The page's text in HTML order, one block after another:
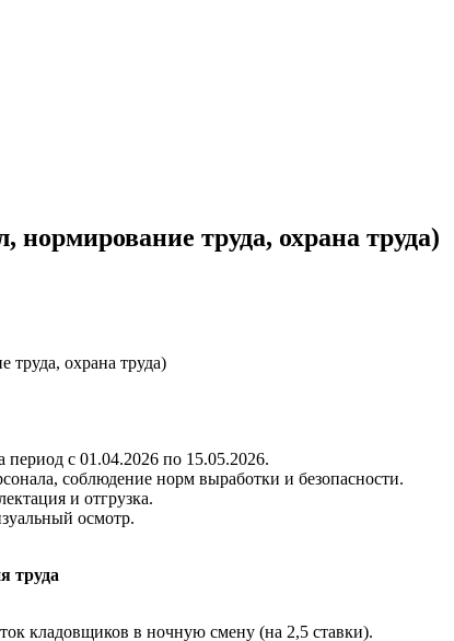
нормирование труда, охрана труда)
труда, охрана труда)
период с 01.04.2026 по 15.05.2026.
соблюдение норм выработки и безопасности.
и отгрузка.
осмотр.
труда
кладовщиков в ночную смену (на 2,5 ставки).